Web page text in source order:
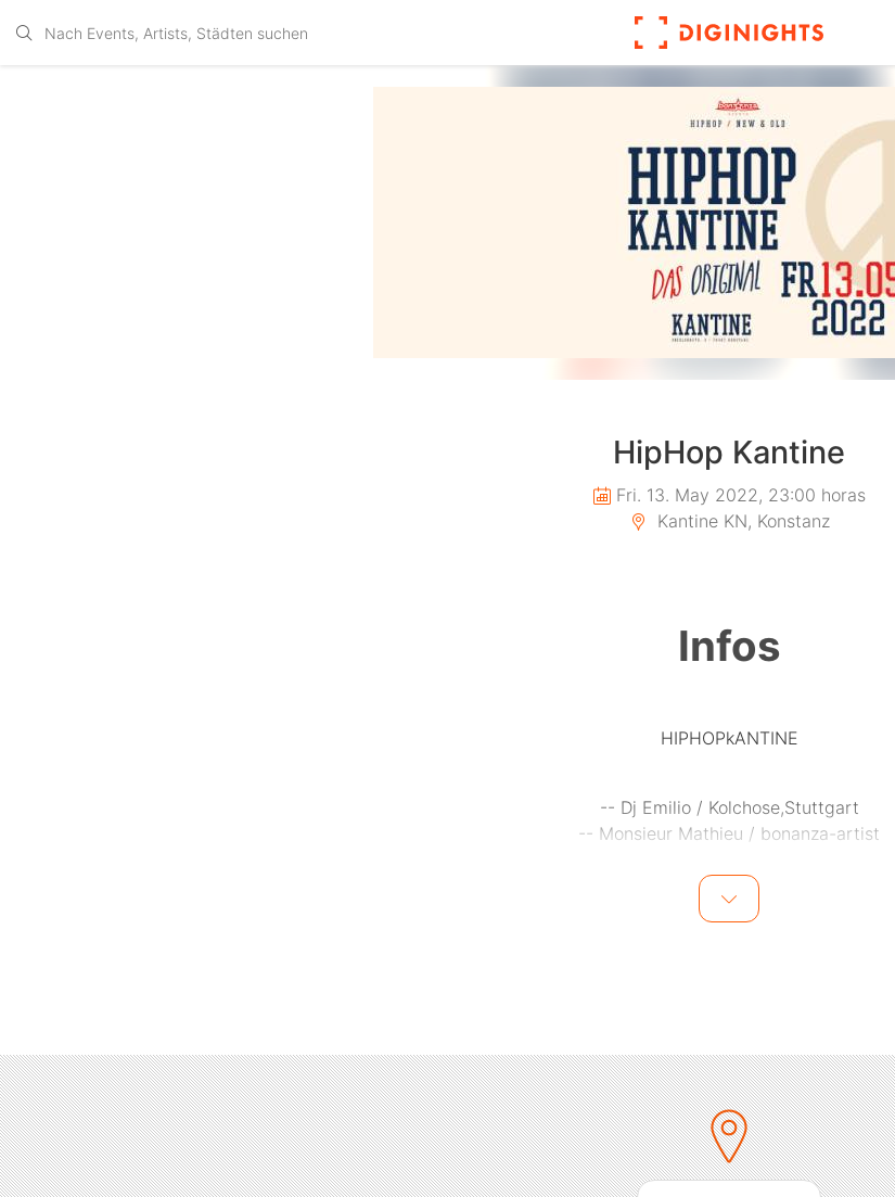
HipHop Kantine
Fri. 13. May 2022, 23:00 horas
Kantine KN, Konstanz
Infos
HIPHOPkANTINE
-- Dj Emilio / Kolchose,Stuttgart
-- Monsieur Mathieu / bonanza-artist
>> KEINE MASKENPLICHT IM CLUB! <<